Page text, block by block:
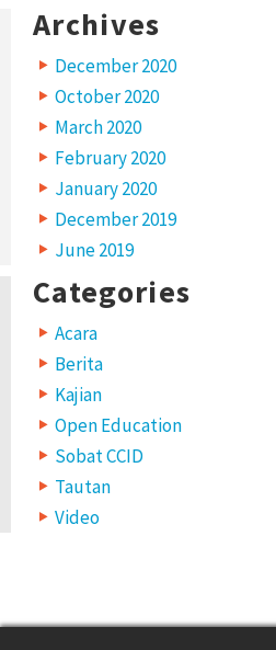
Archives
December 2020
October 2020
March 2020
February 2020
January 2020
December 2019
June 2019
Categories
Acara
Berita
Kajian
Open Education
Sobat CCID
Tautan
Video